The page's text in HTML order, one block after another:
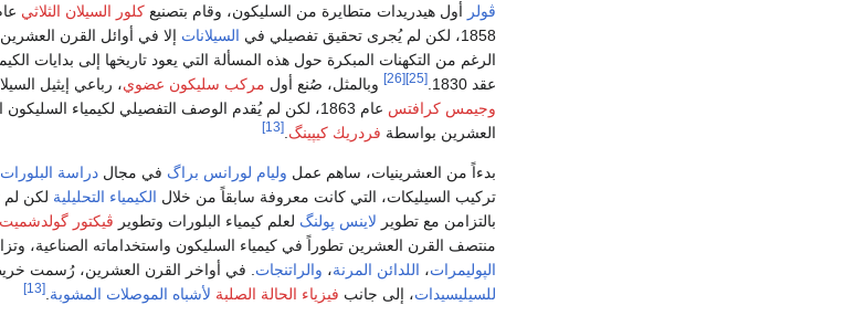
ڤولر أول هيدريدات متطايرة من السليكون، وقام بتصنيع كلور السيلان الثلاثي عام
1858، لكن لم يُجرى تحقيق تفصيلي في
السيلانات إلا في أوائل القرن
الرغم من التكهنات المبكرة حول هذه المسألة التي يعود تاريخها إلى بدايات
عقد 1830.
[25]
[26] وبالمثل، صُنع أول مركب سليكون عضوي، رباعي إيثيل
وجيمس كرافتس
عام 1863، لكن لم يُقدم الوصف التفصيلي لكيمياء
العشرين بواسطة فردريك كيپينگ [13]
بدءاً من العشرينيات، ساهم عمل وليام لورانس براگ في مجال دراسة
تركيب السيليكات، التي كانت معروفة سابقاً من خلال الكيمياء التحليلية لكن لم
بالتزامن مع تطوير لاينس پولنگ لعلم كيمياء البلورات وتطوير ڤيكتور گولدشميت
منتصف القرن العشرين تطوراً في كيمياء السليكون واستخداماته الصناعية،
الپوليمرات، اللدائن المرنة، والراتنجات . في أواخر القرن العشرين، رُسمت
للسيليسيدات، إلى جانب فيزياء الحالة الصلبة لأشباه الموصلات المشوبة [13]